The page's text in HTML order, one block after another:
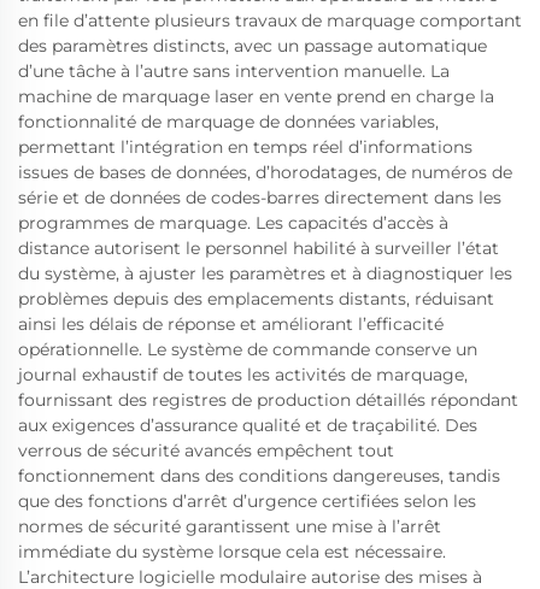
en file d’attente plusieurs travaux de marquage comportant
des paramètres distincts, avec un passage automatique
d’une tâche à l’autre sans intervention manuelle. La
machine de marquage laser en vente prend en charge la
fonctionnalité de marquage de données variables,
permettant l’intégration en temps réel d’informations
issues de bases de données, d’horodatages, de numéros de
série et de données de codes-barres directement dans les
programmes de marquage. Les capacités d’accès à
distance autorisent le personnel habilité à surveiller l’état
du système, à ajuster les paramètres et à diagnostiquer les
problèmes depuis des emplacements distants, réduisant
ainsi les délais de réponse et améliorant l’efficacité
opérationnelle. Le système de commande conserve un
journal exhaustif de toutes les activités de marquage,
fournissant des registres de production détaillés répondant
aux exigences d’assurance qualité et de traçabilité. Des
verrous de sécurité avancés empêchent tout
fonctionnement dans des conditions dangereuses, tandis
que des fonctions d’arrêt d’urgence certifiées selon les
normes de sécurité garantissent une mise à l’arrêt
immédiate du système lorsque cela est nécessaire.
L’architecture logicielle modulaire autorise des mises à